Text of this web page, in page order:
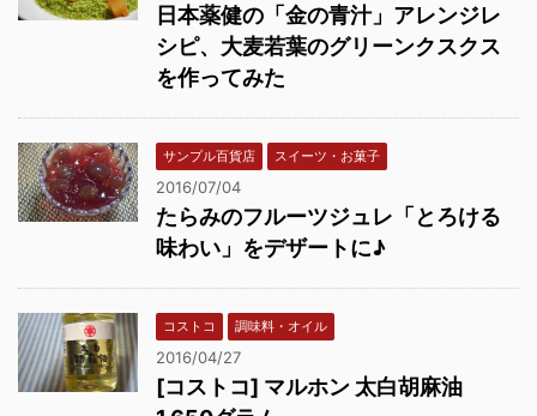
日本薬健の「金の青汁」アレンジレ
シピ、大麦若葉のグリーンクスクス
を作ってみた
サンプル百貨店 スイーツ・お菓子
2016/07/04
たらみのフルーツジュレ「とろける
味わい」をデザートに♪
コストコ 調味料・オイル
2016/04/27
[コストコ] マルホン 太白胡麻油